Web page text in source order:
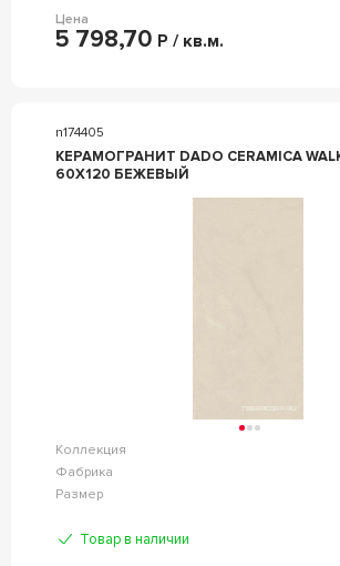
Цена
5 798,70 Р / кв.м.
n174405
КЕРАМОГРАНИТ DADO CERAMICA WALK
60X120 БЕЖЕВЫЙ
Коллекция
Фабрика
Размер
Товар в наличии